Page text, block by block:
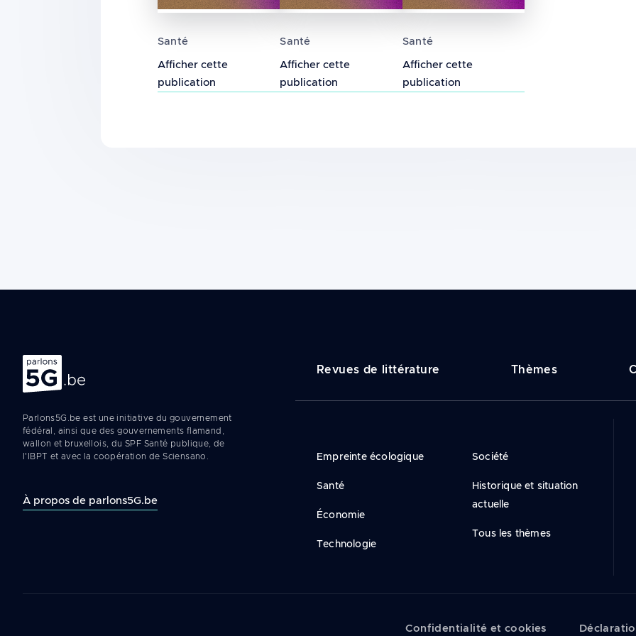
Santé
Afficher cette
publication
Santé
Afficher cette
publication
Santé
Afficher cette
publication
Parlons 5G
Parlons5G.be est une initiative du gouvernement
fédéral, ainsi que des gouvernements flamand,
wallon et bruxellois, du SPF Santé publique, de
l'IBPT et avec la coopération de Sciensano.
À propos de parlons5G.be
Navigation
Revues de littérature Thèmes
Empreinte écologique
Santé
Économie
Technologie
Société
Historique et situation
actuelle
Tous les thèmes
Confidentialité et cookies